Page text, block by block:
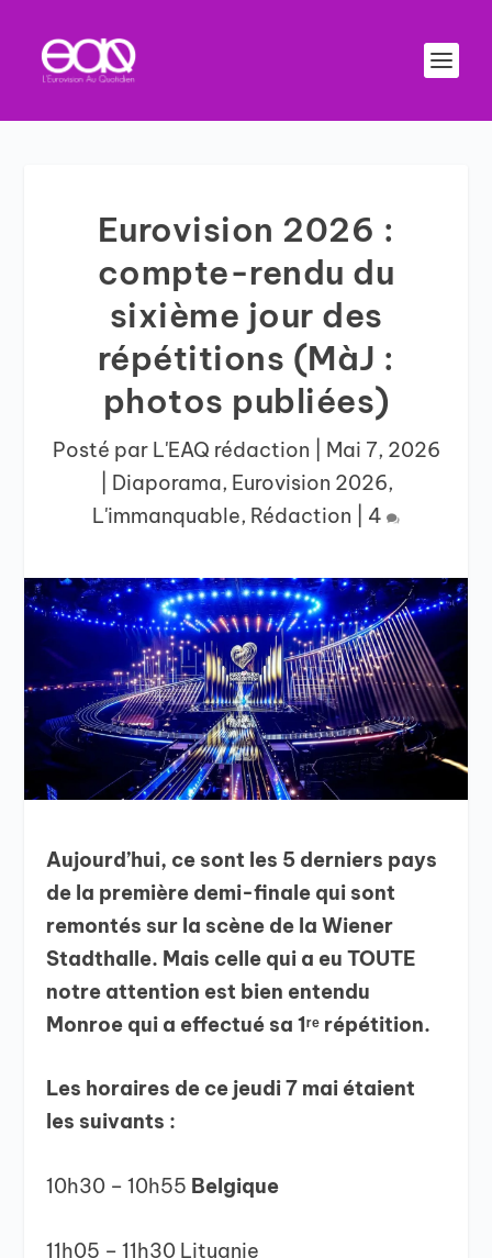
Eurovision 2026 :
compte-rendu du
sixième jour des
répétitions (MàJ :
photos publiées)
Posté par L'EAQ rédaction
Mai 7, 2026
Diaporama, Eurovision 2026,
L'immanquable, Rédaction 4
Aujourd’hui, ce sont les 5 derniers pays
de la première demi-finale qui sont
remontés sur la scène de la Wiener
Stadthalle. Mais celle qui a eu TOUTE
notre attention est bien entendu
Monroe qui a effectué sa 1ʳᵉ répétition.
Les horaires de ce jeudi 7 mai étaient
les suivants :
10h30 – 10h55 Belgique
11h05 – 11h30 Lituanie